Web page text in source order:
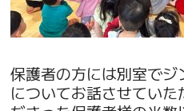
保護者の方には別室で
についてお話させてい